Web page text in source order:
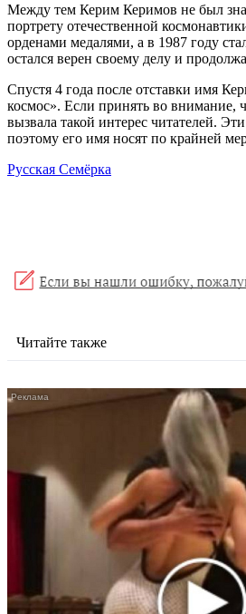
Между тем Керим Керимов не был
портрету отечественной
орденами медалями, а в 1987 году
остался верен своему делу и
Спустя 4 года после отставки имя
космос». Если принять во внимание,
вызвала такой интерес читателей.
поэтому его имя носят по крайней
Русская Семёрка
Читайте также